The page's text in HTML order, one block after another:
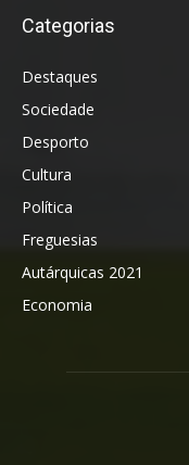
Categorias
Destaques
Sociedade
Desporto
Cultura
Política
Freguesias
Autárquicas 2021
Economia